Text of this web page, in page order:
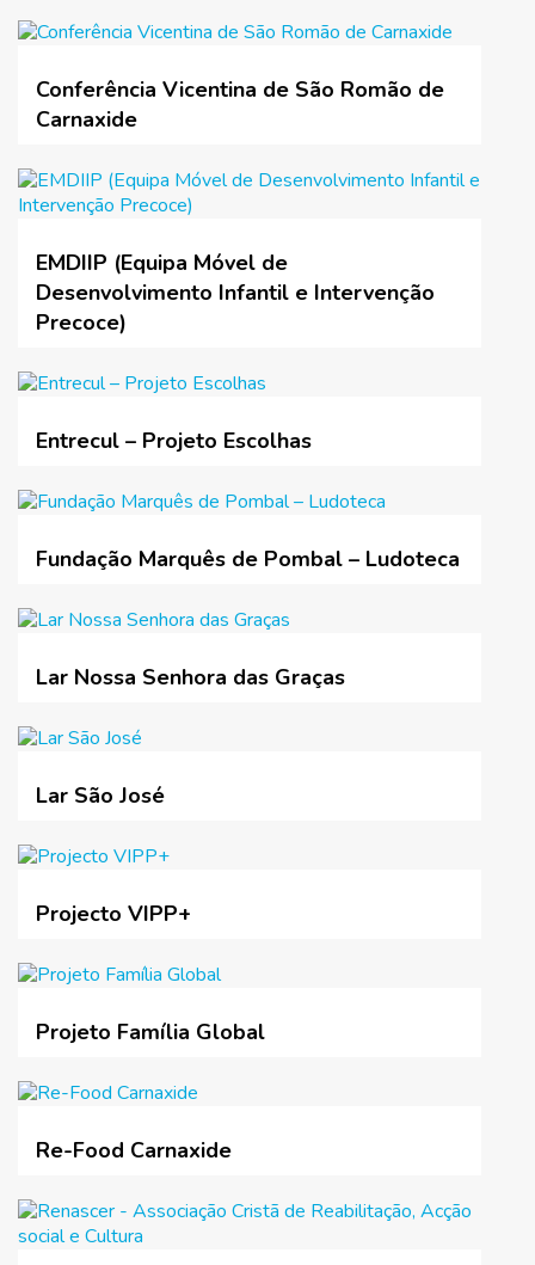
Conferência Vicentina de São Romão de
Carnaxide
EMDIIP (Equipa Móvel de
Desenvolvimento Infantil e Intervenção
Precoce)
Entrecul – Projeto Escolhas
Fundação Marquês de Pombal – Ludoteca
Lar Nossa Senhora das Graças
Lar São José
Projecto VIPP+
Projeto Família Global
Re-Food Carnaxide